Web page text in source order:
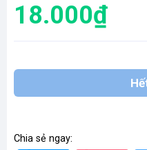
18.000₫
Chia sẻ ngay: